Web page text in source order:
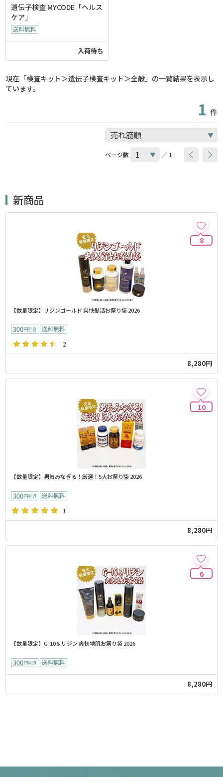
遺伝子検査 MYCODE「ヘルス
ケア」
入荷待ち
現在「検査キット＞遺伝子検査キット＞全般」の一覧結果を表示し
ています。
1 件
ページ数 ／ 1
新商品
8
【数量限定】リジンゴールド 爽快髪活お祭り袋 2026
2
8,280円
10
【数量限定】男気みなぎる！厳選！5大お祭り袋 2026
1
8,280円
6
【数量限定】G-10＆リジン 爽快地肌お祭り袋 2026
8,280円